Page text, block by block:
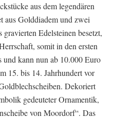
aus dem legendären
aus Golddiadem und zwei
Edelsteinen besetzt,
somit in den ersten
und kann nun ab 10.000 Euro
15. bis 14. Jahrhundert vor
Dekoriert
gedeuteter Ornamentik,
von Moordorf“. Das